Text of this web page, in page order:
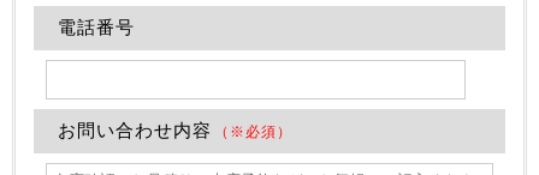
電話番号
お問い合わせ内容 （※必須）